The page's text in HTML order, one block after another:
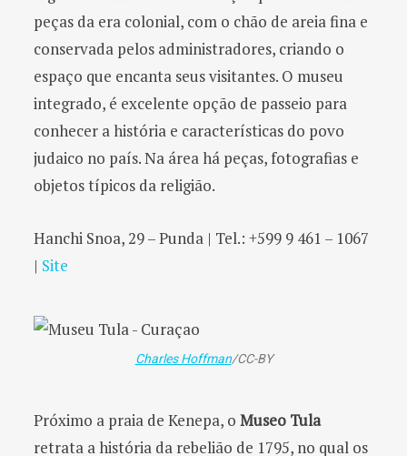
peças da era colonial, com o chão de areia fina e
conservada pelos administradores, criando o
espaço que encanta seus visitantes. O museu
integrado, é excelente opção de passeio para
conhecer a história e características do povo
judaico no país. Na área há peças, fotografias e
objetos típicos da religião.
Hanchi Snoa, 29 – Punda | Tel.: +599 9 461 – 1067
| Site
Charles Hoffman/CC-BY
Próximo a praia de Kenepa, o Museo Tula
retrata a história da rebelião de 1795, no qual os